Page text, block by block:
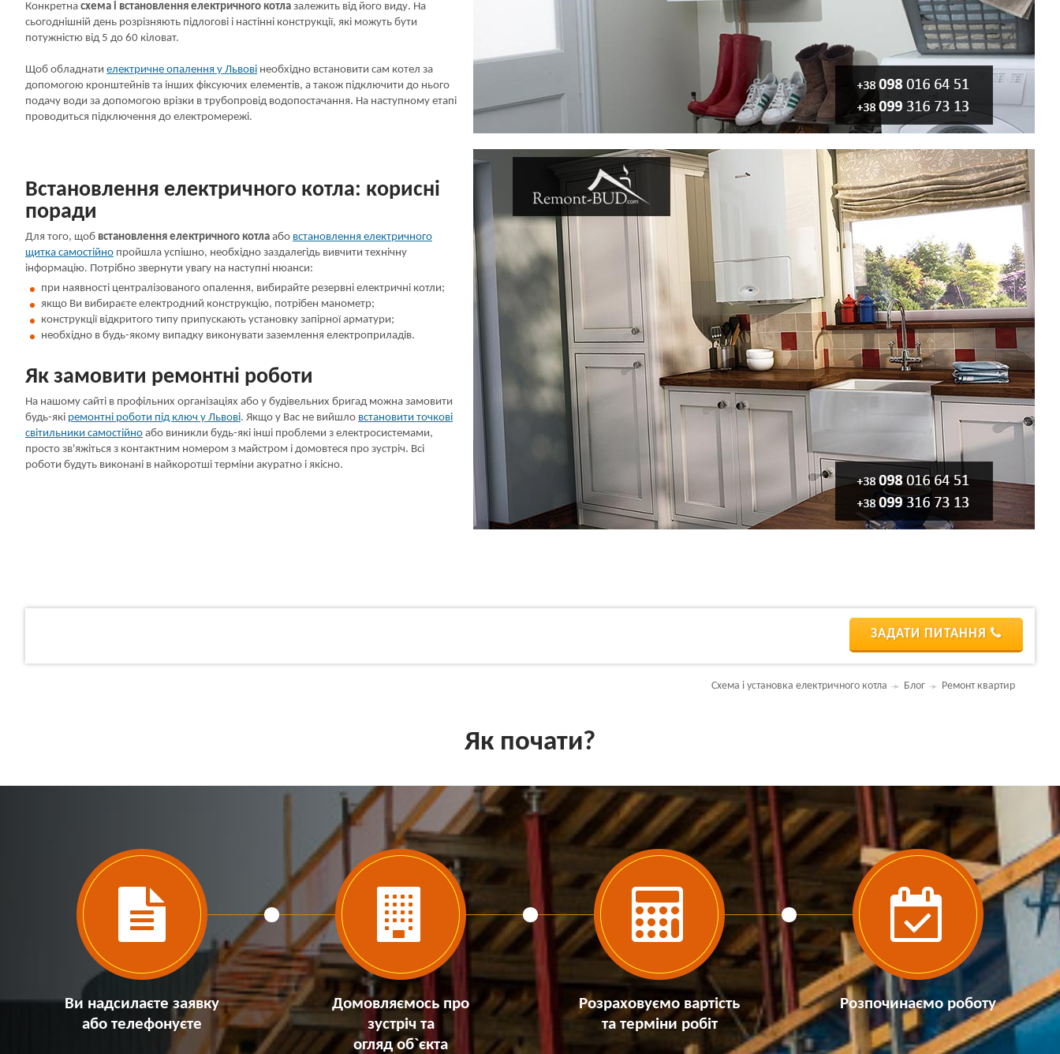
Конкретна схема і встановлення електричного котла залежить від його виду. На
сьогоднішній день розрізняють підлогові і настінні конструкції, які можуть бути
потужністю від 5 до 60 кіловат.
Щоб обладнати електричне опалення у Львові необхідно встановити сам котел за
допомогою кронштейнів та інших фіксуючих елементів, а також підключити до нього
подачу води за допомогою врізки в трубопровід водопостачання. На наступному етапі
проводиться підключення до електромережі.
Встановлення електричного котла: корисні
поради
Для того, щоб встановлення електричного котла або встановлення електричного
щитка самостійно пройшла успішно, необхідно заздалегідь вивчити технічну
інформацію. Потрібно звернути увагу на наступні нюанси:
при наявності централізованого опалення, вибирайте резервні електричні котли;
якщо Ви вибираєте електродний конструкцію, потрібен манометр;
конструкції відкритого типу припускають установку запірної арматури;
необхідно в будь-якому випадку виконувати заземлення електроприладів.
Як замовити ремонтні роботи
На нашому сайті в профільних організаціях або у будівельних бригад можна замовити
будь-які ремонтні роботи під ключ у Львові. Якщо у Вас не вийшло встановити точкові
світильники самостійно або виникли будь-які інші проблеми з електросистемами,
просто зв'яжіться з контактним номером з майстром і домовтеся про зустріч. Всі
роботи будуть виконані в найкоротші терміни акуратно і якісно.
ЗАДАТИ ПИТАННЯ
Ремонт квартир
Блог
Схема і установка електричного котла
Як почати?
Ви надсилаєте заявку
або телефонуєте
Домовляємось про
зустріч та
огляд об`єкта
Розраховуємо вартість
та терміни робіт
Розпочинаємо роботу